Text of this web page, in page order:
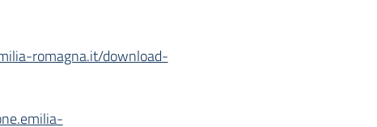
romagna.it/download-